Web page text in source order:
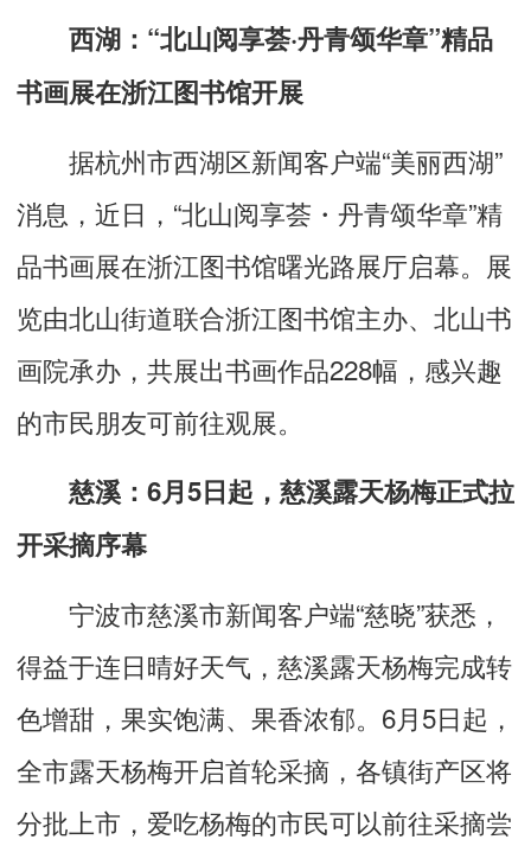
西湖：“北山阅享荟·丹青颂华章”精品
书画展在浙江图书馆开展
据杭州市西湖区新闻客户端“美丽西湖”
消息，近日，“北山阅享荟・丹青颂华章”精
品书画展在浙江图书馆曙光路展厅启幕。展
览由北山街道联合浙江图书馆主办、 北山书
画院承办，共展出书画作品228幅，感兴趣
的市民朋友可前往观展。
慈溪：6月5日起，慈溪露天杨梅正式拉
开采摘序幕
宁波市慈溪市新闻客户端“慈晓”获悉，
得益于连日晴好天气，慈溪露天杨梅完成转
色增甜，果实饱满、果香浓郁。6月5日起，
全市露天杨梅开启首轮采摘，各镇街产区将
分批上市，爱吃杨梅的市民可以前往采摘尝